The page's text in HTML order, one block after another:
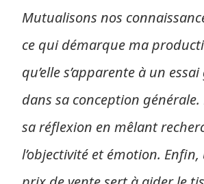
Mutualisons nos
ce qui démarque ma
qu’elle s’apparente à un
dans sa conception générale.
sa réflexion en mêlant
l’objectivité et émotion.